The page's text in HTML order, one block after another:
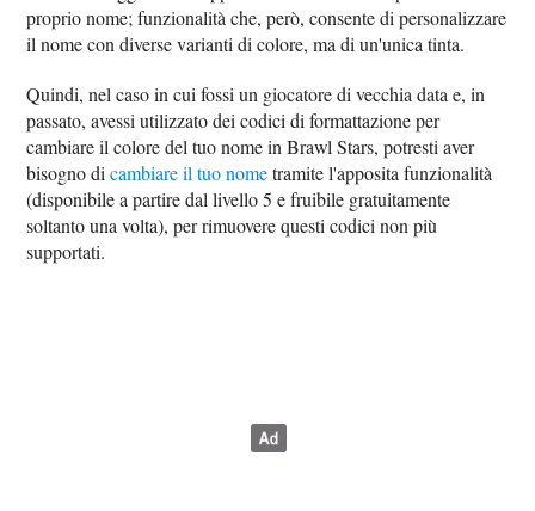
proprio nome; funzionalità che, però, consente di personalizzare
il nome con diverse varianti di colore, ma di un'unica tinta.
Quindi, nel caso in cui fossi un giocatore di vecchia data e, in
passato, avessi utilizzato dei codici di formattazione per
cambiare il colore del tuo nome in Brawl Stars, potresti aver
bisogno dicambiare il tuo nometramite l'apposita funzionalità
(disponibile a partire dal livello 5 e fruibile gratuitamente
soltanto una volta), per rimuovere questi codici non più
supportati.